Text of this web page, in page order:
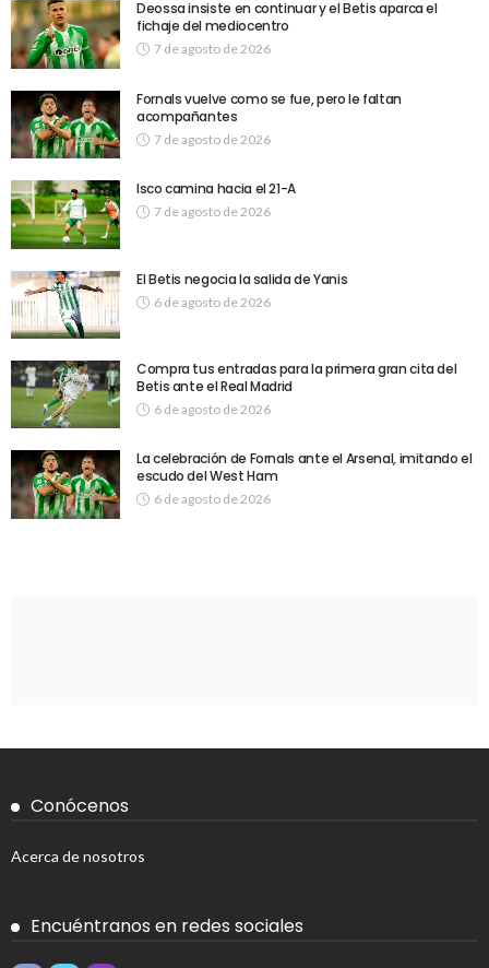
Deossa insiste en continuar y el Betis aparca el
fichaje del mediocentro
7 de agosto de 2026
Fornals vuelve como se fue, pero le faltan
acompañantes
7 de agosto de 2026
Isco camina hacia el 21-A
7 de agosto de 2026
El Betis negocia la salida de Yanis
6 de agosto de 2026
Compra tus entradas para la primera gran cita del
Betis ante el Real Madrid
6 de agosto de 2026
La celebración de Fornals ante el Arsenal, imitando el
escudo del West Ham
6 de agosto de 2026
Conócenos
Acerca de nosotros
Encuéntranos en redes sociales